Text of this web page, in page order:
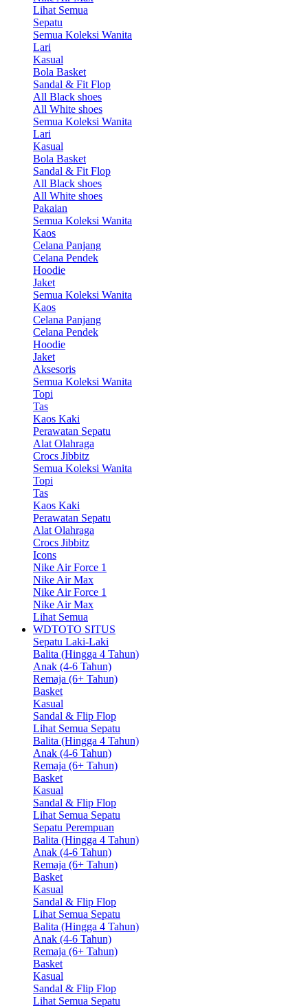
Lihat Semua
Sepatu
Semua Koleksi Wanita
Lari
Kasual
Bola Basket
Sandal & Fit Flop
All Black shoes
All White shoes
Semua Koleksi Wanita
Lari
Kasual
Bola Basket
Sandal & Fit Flop
All Black shoes
All White shoes
Pakaian
Semua Koleksi Wanita
Kaos
Celana Panjang
Celana Pendek
Hoodie
Jaket
Semua Koleksi Wanita
Kaos
Celana Panjang
Celana Pendek
Hoodie
Jaket
Aksesoris
Semua Koleksi Wanita
Topi
Tas
Kaos Kaki
Perawatan Sepatu
Alat Olahraga
Crocs Jibbitz
Semua Koleksi Wanita
Topi
Tas
Kaos Kaki
Perawatan Sepatu
Alat Olahraga
Crocs Jibbitz
Icons
Nike Air Force 1
Nike Air Max
Nike Air Force 1
Nike Air Max
Lihat Semua
WDTOTO SITUS
Sepatu Laki-Laki
Balita (Hingga 4 Tahun)
Anak (4-6 Tahun)
Remaja (6+ Tahun)
Basket
Kasual
Sandal & Flip Flop
Lihat Semua Sepatu
Balita (Hingga 4 Tahun)
Anak (4-6 Tahun)
Remaja (6+ Tahun)
Basket
Kasual
Sandal & Flip Flop
Lihat Semua Sepatu
Sepatu Perempuan
Balita (Hingga 4 Tahun)
Anak (4-6 Tahun)
Remaja (6+ Tahun)
Basket
Kasual
Sandal & Flip Flop
Lihat Semua Sepatu
Balita (Hingga 4 Tahun)
Anak (4-6 Tahun)
Remaja (6+ Tahun)
Basket
Kasual
Sandal & Flip Flop
Lihat Semua Sepatu